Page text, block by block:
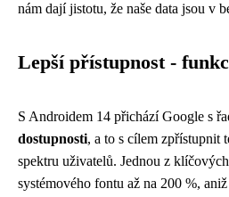
nám dají jistotu, že naše data jsou v
Lepší přístupnost -
S Androidem 14 přichází Google s
dostupnosti, a to s cílem zpřístupnit
spektru uživatelů. Jednou z
systémového fontu až na 200 %,